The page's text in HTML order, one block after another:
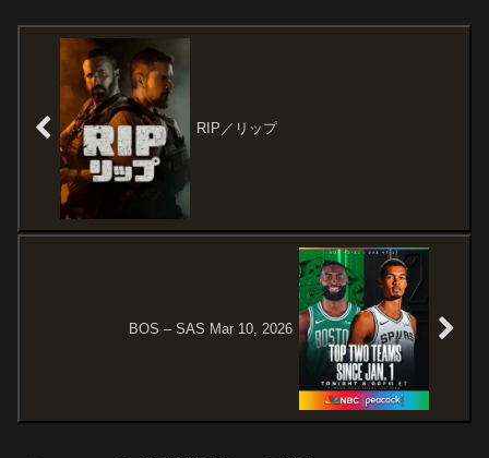
RAPTORSScottie BarnesRJ
RIP／リップ
BOS – SAS Mar 10, 2026